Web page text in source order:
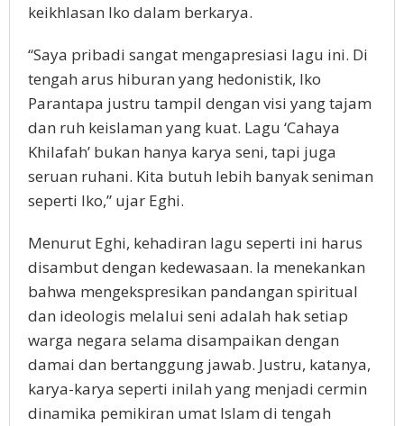
keikhlasan Iko dalam berkarya.
“Saya pribadi sangat mengapresiasi lagu ini. Di
tengah arus hiburan yang hedonistik, Iko
Parantapa justru tampil dengan visi yang tajam
dan ruh keislaman yang kuat. Lagu ‘Cahaya
Khilafah’ bukan hanya karya seni, tapi juga
seruan ruhani. Kita butuh lebih banyak seniman
seperti Iko,” ujar Eghi.
Menurut Eghi, kehadiran lagu seperti ini harus
disambut dengan kedewasaan. Ia menekankan
bahwa mengekspresikan pandangan spiritual
dan ideologis melalui seni adalah hak setiap
warga negara selama disampaikan dengan
damai dan bertanggung jawab. Justru, katanya,
karya-karya seperti inilah yang menjadi cermin
dinamika pemikiran umat Islam di tengah